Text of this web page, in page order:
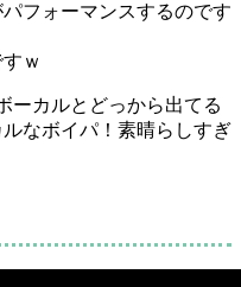
フォーマンスするのです
ｗ
ーカルとどっから出てる
なボイパ！素晴らしすぎ